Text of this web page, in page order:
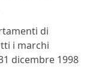
di
i marchi
dicembre 1998